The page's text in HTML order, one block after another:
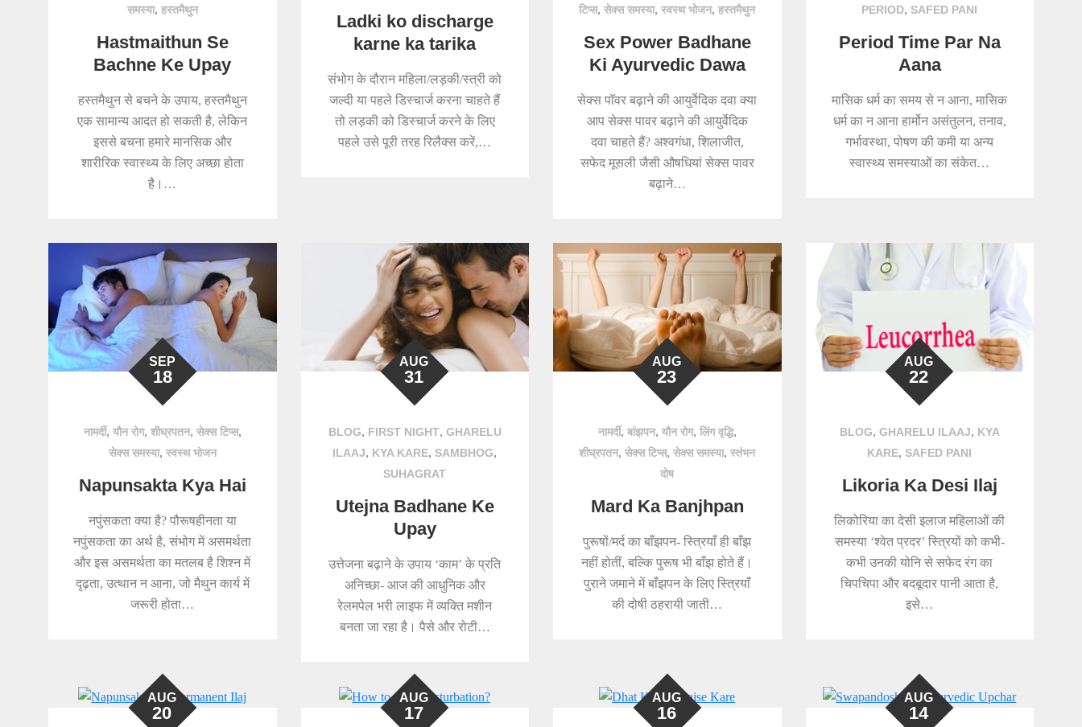
समस्या, हस्तमैथुन
Hastmaithun Se
Bachne Ke Upay
हस्तमैथुन से बचने के उपाय, हस्तमैथुन
एक सामान्य आदत हो सकती है, लेकिन
इससे बचना हमारे मानसिक और
शारीरिक स्वास्थ्य के लिए अच्छा होता
है।…
Ladki ko discharge
karne ka tarika
संभोग के दौरान महिला/लड़की/स्त्री को
जल्दी या पहले डिस्चार्ज करना चाहते हैं
तो लड़की को डिस्चार्ज करने के लिए
पहले उसे पूरी तरह रिलैक्स करें,…
टिप्स,सेक्स समस्या,स्वस्थ भोजन,हस्तमैथुन
Sex Power Badhane
Ki Ayurvedic Dawa
सेक्स पाॅवर बढ़ाने की आयुर्वेदिक दवा क्या
आप सेक्स पावर बढ़ाने की आयुर्वेदिक
दवा चाहते हैं? अश्वगंधा, शिलाजीत,
सफेद मूसली जैसी औषधियां सेक्स पावर
बढ़ाने…
PERIOD,SAFED PANI
Period Time Par Na
Aana
मासिक धर्म का समय से न आना, मासिक
धर्म का न आना हार्मोन असंतुलन, तनाव,
गर्भावस्था, पोषण की कमी या अन्य
स्वास्थ्य समस्याओं का संकेत…
SEP
18
नामर्दी, यौन रोग, शीघ्रपतन, सेक्स टिप्स,
सेक्स समस्या, स्वस्थ भोजन
Napunsakta Kya Hai
नपुंसकता क्या है? पौरूषहीनता या
नपुंसकता का अर्थ है, संभोग में असमर्थता
और इस असमर्थता का मतलब है शिश्न में
दृढ़ता, उत्थान न आना, जो मैथुन कार्य में
जरूरी होता…
AUG
31
BLOG, FIRST NIGHT, GHARELU
ILAAJ, KYA KARE,SAMBHOG,
SUHAGRAT
Utejna Badhane Ke
Upay
उत्तेजना बढ़ाने के उपाय ‘काम’ के प्रति
अनिच्छा- आज की आधुनिक और
रेलमपेल भरी लाइफ में व्यक्ति मशीन
बनता जा रहा है। पैसे और रोटी…
AUG
23
नामर्दी, बांझपन, यौन रोग, लिंग वृद्धि,
शीघ्रपतन,सेक्स टिप्स,सेक्स समस्या,स्तंभन
दोष
Mard Ka Banjhpan
पुरूषों/मर्द का बाँझपन- स्त्रियाँ ही बाँझ
नहीं होतीं, बल्कि पुरूष भी बाँझ होते हैं।
पुराने जमाने में बाँझपन के लिए स्त्रियाँ
की दोषी ठहरायी जाती…
AUG
22
BLOG, GHARELU ILAAJ, KYA
KARE,SAFED PANI
Likoria Ka Desi Ilaj
लिकोरिया का देसी इलाज महिलाओं की
समस्या ‘श्वेत प्रदर’ स्त्रियों को कभी-
कभी उनकी योनि से सफेद रंग का
चिपचिपा और बदबूदार पानी आता है,
इसे…
AUG
20
AUG
17
AUG
16
AUG
14